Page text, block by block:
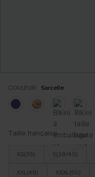
COULEUR: Sarcelle
Taille française
XS(36) S(38/40)
XXL(48) XXXL(50)